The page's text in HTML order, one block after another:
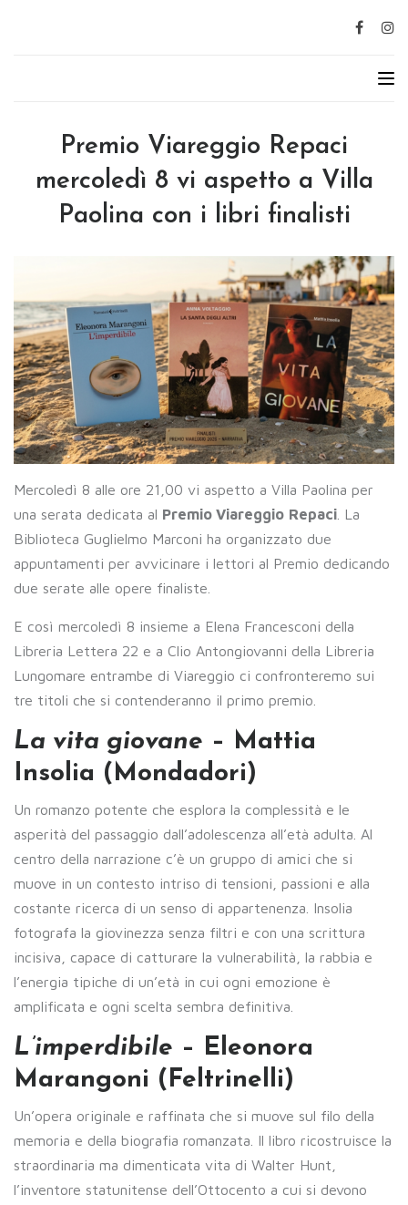
Premio Viareggio Repaci
mercoledì 8 vi aspetto a Villa
Paolina con i libri finalisti
Mercoledì 8 alle ore 21,00 vi aspetto a Villa Paolina per
una serata dedicata al Premio Viareggio Repaci . La
Biblioteca Guglielmo Marconi ha organizzato due
appuntamenti per avvicinare i lettori al Premio dedicando
due serate alle opere finaliste.
E così mercoledì 8 insieme a Elena Francesconi della
Libreria Lettera 22 e a Clio Antongiovanni della Libreria
Lungomare entrambe di Viareggio ci confronteremo sui
tre titoli che si contenderanno il primo premio.
La vita giovane – Mattia
Insolia (Mondadori)
Un romanzo potente che esplora la complessità e le
asperità del passaggio dall’adolescenza all’età adulta. Al
centro della narrazione c’è un gruppo di amici che si
muove in un contesto intriso di tensioni, passioni e alla
costante ricerca di un senso di appartenenza. Insolia
fotografa la giovinezza senza filtri e con una scrittura
incisiva, capace di catturare la vulnerabilità, la rabbia e
l’energia tipiche di un’età in cui ogni emozione è
amplificata e ogni scelta sembra definitiva.
L’imperdibile – Eleonora
Marangoni (Feltrinelli)
Un’opera originale e raffinata che si muove sul filo della
memoria e della biografia romanzata. Il libro ricostruisce la
straordinaria ma dimenticata vita di Walter Hunt,
l’inventore statunitense dell’Ottocento a cui si devono